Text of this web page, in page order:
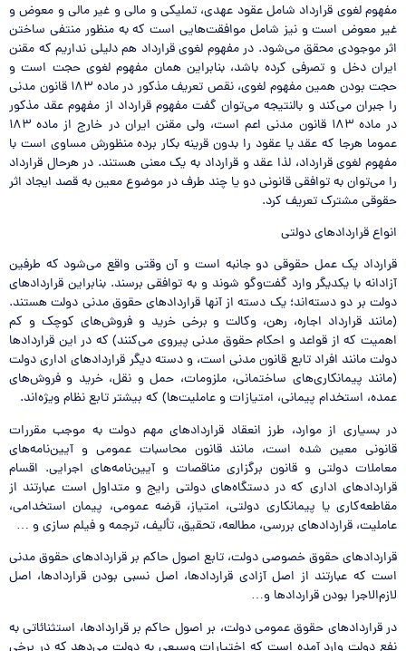
مفهوم لغوی قرارداد شامل عقود عهدی، تملیکی و مالی و غیر مالی و معوض و
غیر معوض است و نیز شامل موافقت‌هایی است که به منظور منتفی ساختن
اثر موجودی محقق می‌شود. در مفهوم لغوی قرارداد هم دلیلی نداریم که مقنن
ایران دخل و تصرفی کرده باشد، بنابراین همان مفهوم لغوی حجت است و
حجت بودن همین مفهوم لغوی، نقص تعریف مذکور در ماده ۱۸۳ قانون مدنی
را جبران می‌کند و بالنتیجه می‌توان گفت مفهوم قرارداد از مفهوم عقد مذکور
در ماده ۱۸۳ قانون مدنی اعم است، ولی مقنن ایران در خارج از ماده ۱۸۳
عموما هرجا که عقد یا عقود را بدون قرینه بکار برده منظورش مساوی است با
مفهوم لغوی قرارداد، لذا عقد و قرارداد به یک معنی هستند. در هرحال قرارداد
را می‌توان به توافقی قانونی دو یا چند طرف در موضوع معین به قصد ایجاد اثر
حقوقی مشترک تعریف کرد.
انواع قراردادهای دولتی
قرارداد یک عمل حقوقی دو جانبه است و آن وقتی واقع می‌شود که طرفین
آزادانه با یکدیگر وارد گفت‌وگو شوند و به توافقی برسند. بنابراین قراردادهای
دولت بر دو دسته‌اند؛ یک دسته از آنها قراردادهای حقوق مدنی دولت هستند.
(مانند قرارداد اجاره، رهن، وکالت و برخی خرید و فروش‌های کوچک و کم
اهمیت که از قواعد و احکام حقوق مدنی پیروی می‌کنند) که در این قراردادها
دولت مانند افراد تابع قانون مدنی است، و دسته دیگر قراردادهای اداری دولت
(مانند پیمانکاری‌های ساختمانی، ملزومات، حمل و نقل، خرید و فروش‌های
عمده، استخدام پیمانی، امتیازات و عاملیت‌ها) که بیشتر تابع نظام ویژه‌اند.
در بسیاری از موارد، طرز انعقاد قراردادهای مهم دولت به موجب مقررات
قانونی معین شده است، مانند قانون محاسبات عمومی و آیین‌نامه‌های
معاملات دولتی و قانون برگزاری مناقصات و آیین‌نامه‌های اجرایی. اقسام
قراردادهای اداری که در دستگاه‌های دولتی رایج و متداول است عبارتند از
مقاطعه‌کاری یا پیمانکاری دولتی، امتیاز، قرضه عمومی، پیمان استخدامی،
عاملیت، قراردادهای بررسی، مطالعه، تحقیق، تألیف، ترجمه و فیلم سازی و …
قراردادهای حقوق خصوصی دولت، تابع اصول حاکم بر قراردادهای حقوق مدنی
است که عبارتند از اصل آزادی قراردادها، اصل نسبی بودن قراردادها، اصل
لازم‌الاجرا بودن قراردادها و…
در قراردادهای حقوق عمومی دولت، بر اصول حاکم بر قراردادها، استثنائاتی به